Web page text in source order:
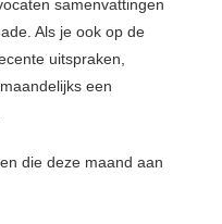
samenvattingen
Als je ook op de
uitspraken,
een
die deze maand aan